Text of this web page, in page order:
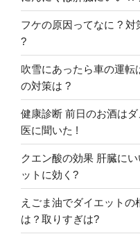
フケの原因ってなに ?
?
吹雪にあったら車の運
の対策は ?
健康診断 前日のお酒は
医に聞いた !
クエン酸の効果 肝臓に
ットに効く?
えごま油でダイエットの
は？取りすぎは?